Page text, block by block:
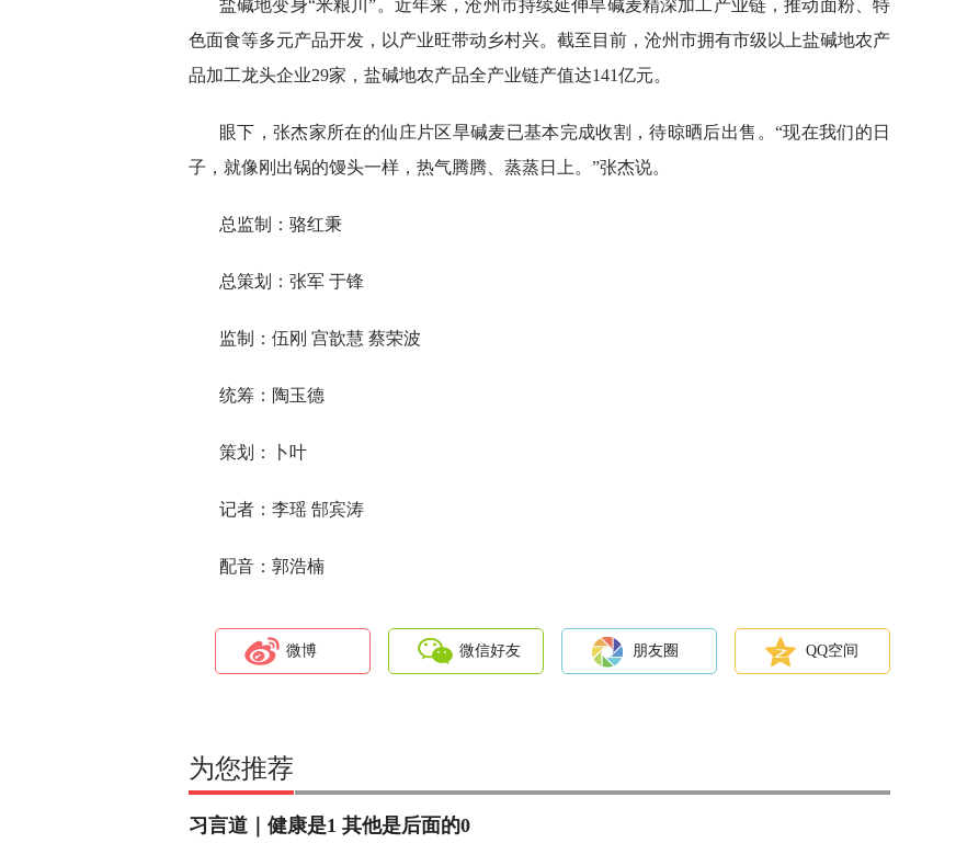
盐碱地变身“米粮川”。近年来，沧州市持续延伸旱碱麦精深加工产业链，推动面粉、特
色面食等多元产品开发，以产业旺带动乡村兴。截至目前，沧州市拥有市级以上盐碱地农产
品加工龙头企业29家，盐碱地农产品全产业链产值达141亿元。
眼下，张杰家所在的仙庄片区旱碱麦已基本完成收割，待晾晒后出售。“现在我们的日
子，就像刚出锅的馒头一样，热气腾腾、蒸蒸日上。”张杰说。
总监制：骆红秉
总策划：张军 于锋
监制：伍刚 宫歆慧 蔡荣波
统筹：陶玉德
策划：卜叶
记者：李瑶 郜宾涛
配音：郭浩楠
微博 微信好友 朋友圈 QQ空间
为您推荐
习言道｜健康是1 其他是后面的0